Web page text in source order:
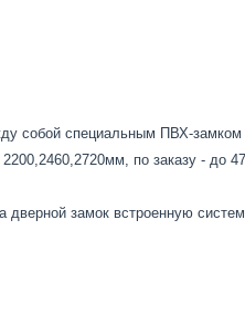
собой специальным ПВХ-
по заказу - до
замок встроенную